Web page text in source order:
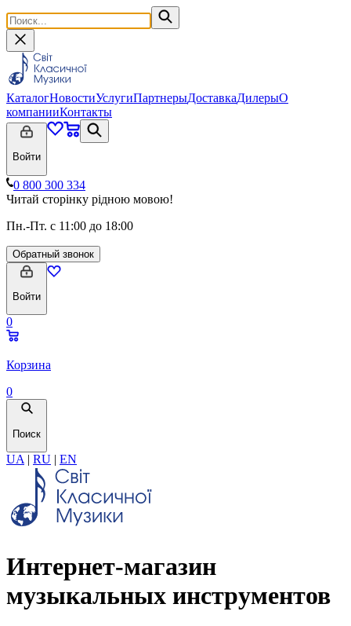
КаталогНовостиУслугиПартнерыДоставкаДилерыО
компанииКонтакты
Войти
0 800 300 334
Читай сторінку рідною мовою!
Пн.-Пт. с 11:00 до 18:00
Обратный звонок
Войти
0
Корзина
0
Поиск
UA | RU | EN
Интернет-магазин
музыкальных инструментов